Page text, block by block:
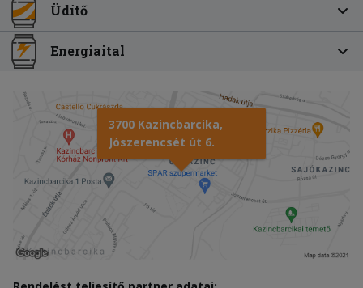
Üdítő
Energiaital
3700 Kazincbarcika,
Jószerencsét út 6.